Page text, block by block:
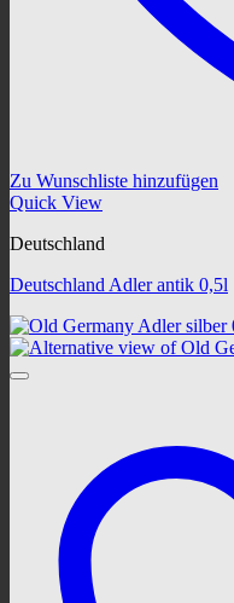
Zu Wunschliste hinzufügen
Quick View
Deutschland
Deutschland Adler antik 0,5l